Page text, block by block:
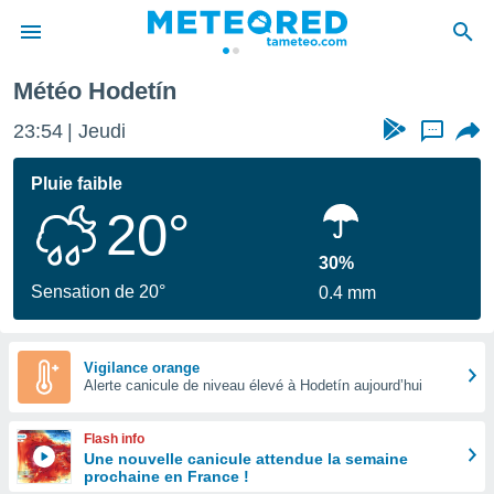
de
par
Météo Hodetín
23:54 Jeudi ...
Pluie faible
20°
Sensation de 20°
30%
0.4 mm
Vigilance orange
Alerte canicule de niveau élevé à Hodetín aujourd’hui
Flash info
Une nouvelle canicule attendue la semaine
prochaine en France !